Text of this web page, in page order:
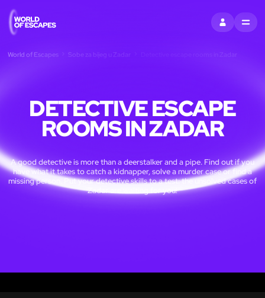
PRIJAVITI SE
MENU
World of Escapes Sobe za bijeg u Zadar Detective escape rooms in Zadar
DETECTIVE ESCAPE
ROOMS IN ZADAR
A good detective is more than a deerstalker and a pipe. Find out if you
have what it takes to catch a kidnapper, solve a murder case or find a
missing person. Put your detective skills to a test: the unsolved cases of
Zadar are waiting for you!